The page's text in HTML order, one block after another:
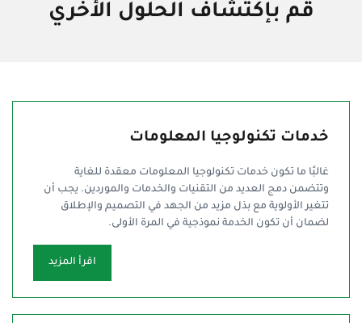
قم بإكتشاف الحلول الأخري
خدمات تكنولوجيا المعلومات
غالبًا ما تكون خدمات تكنولوجيا المعلومات معقدة للغاية
وتتضمن دمج العديد من التقنيات والخدمات والموردين. يجب أن
تتغير الأولوية مع بذل مزيد من الجهد في التصميم والإطلاق
لضمان أن تكون الخدمة نموذجية في المرة الأولى.
اقرأ المزيد